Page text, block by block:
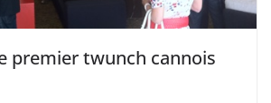
premier twunch cannois